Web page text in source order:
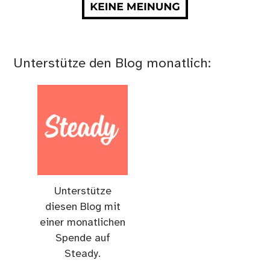
Unterstütze den Blog monatlich:
Unterstütze
diesen Blog mit
einer monatlichen
Spende auf
Steady.